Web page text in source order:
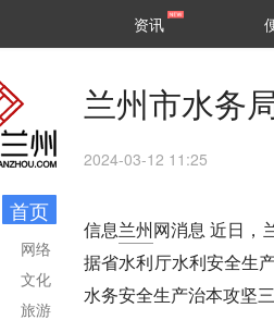
区县
资讯
首页
网络
文化
旅游
兰州市水务
2024-03-12 11:25
信息兰州网消息 近日，
据省水利厅水利安全生
水务安全生产治本攻坚